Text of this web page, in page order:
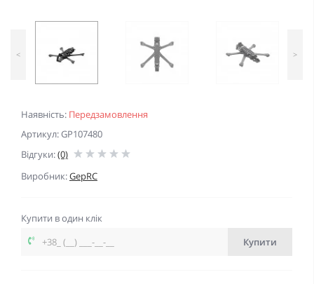
Наявність: Передзамовлення
Артикул: GP107480
Відгуки:(0)
Виробник:GepRC
< >
Купити в один клік
Купити